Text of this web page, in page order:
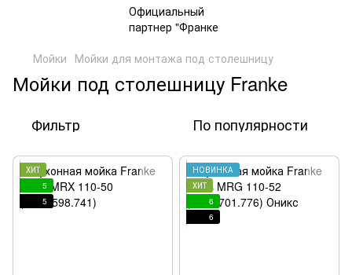
Мойки Мойки для монтажа под столешницу
Мойки под столешницу Franke
Фильтр По популярности
ХИТ
5
5
НОВИНКА
ХИТ
6
6